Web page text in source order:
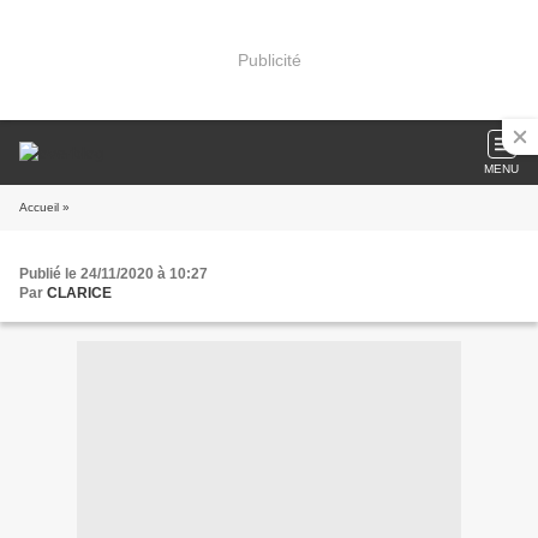
Publicité
MENU
Accueil »
Publié le 24/11/2020 à 10:27
Par CLARICE